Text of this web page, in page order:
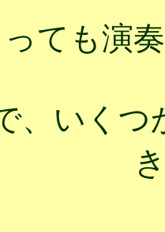
ても演
、いく